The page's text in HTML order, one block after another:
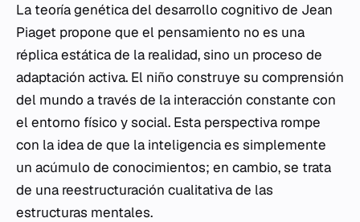
La teoría genética del desarrollo cognitivo de Jean
Piaget propone que el pensamiento no es una
réplica estática de la realidad, sino un proceso de
adaptación activa. El niño construye su comprensión
del mundo a través de la interacción constante con
el entorno físico y social. Esta perspectiva rompe
con la idea de que la inteligencia es simplemente
un acúmulo de conocimientos; en cambio, se trata
de una reestructuración cualitativa de las
estructuras mentales.